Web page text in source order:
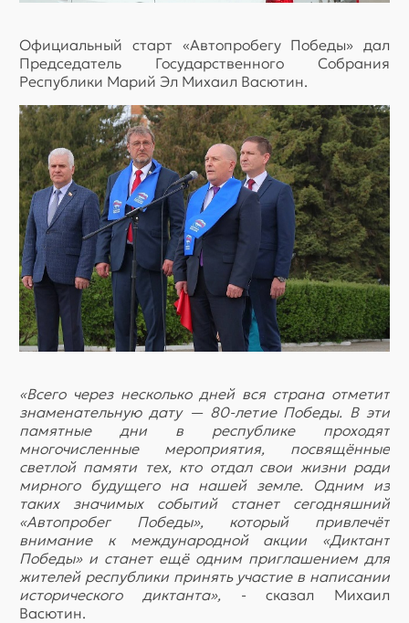
Официальный старт «Автопробегу Победы» дал
Председатель Государственного Собрания
Республики Марий Эл Михаил Васютин.
«Всего через несколько дней вся страна отметит
знаменательную дату — 80-летие Победы. В эти
памятные дни в республике проходят
многочисленные мероприятия, посвящённые
светлой памяти тех, кто отдал свои жизни ради
мирного будущего на нашей земле. Одним из
таких значимых событий станет сегодняшний
«Автопробег Победы», который привлечёт
внимание к международной акции «Диктант
Победы» и станет ещё одним приглашением для
жителей республики принять участие в написании
исторического диктанта», - сказал Михаил
Васютин.